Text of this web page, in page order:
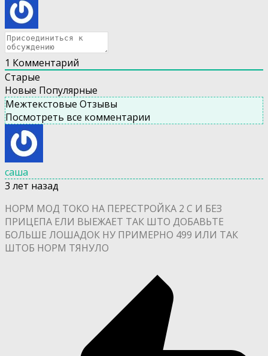
1 Комментарий
Старые
Новые Популярные
Межтекстовые Отзывы
Посмотреть все комментарии
саша
3 лет назад
НОРМ МОД ТОКО НА ПЕРЕСТРОЙКА 2 С И БЕЗ
ПРИЦЕПА ЕЛИ ВЫЕЖАЕТ ТАК ШТО ДОБАВЬТЕ
БОЛЬШЕ ЛОШАДОК НУ ПРИМЕРНО 499 ИЛИ ТАК
ШТОБ НОРМ ТЯНУЛО